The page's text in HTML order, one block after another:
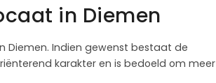
in Diemen
Diemen. Indien gewenst bestaat de
karakter en is bedoeld om meer